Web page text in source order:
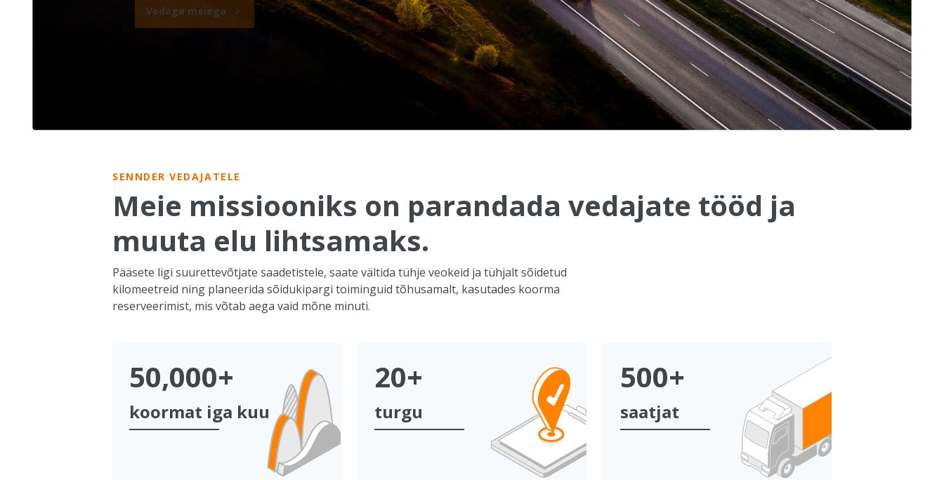
Vedage meiega
SENNDER VEDAJATELE
Meie missiooniks on parandada vedajate tööd ja
muuta elu lihtsamaks.
Pääsete ligi suurettevõtjate saadetistele, saate vältida tühje veokeid ja tühjalt sõidetud
kilomeetreid ning planeerida sõidukipargi toiminguid tõhusamalt, kasutades koorma
reserveerimist, mis võtab aega vaid mõne minuti.
50,000+
koormat iga kuu
20+
turgu
500+
saatjat